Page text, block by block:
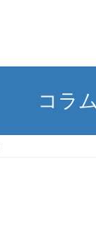
コラ